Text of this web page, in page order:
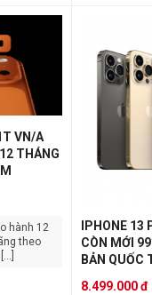
VN/A
THÁNG
theo
IPHONE 13
CÒN MỚI
BẢN QUỐC
8.499.000 đ